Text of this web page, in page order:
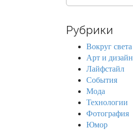
c
Рубрики
Вокруг света
Арт и дизайн
Лайфстайл
События
Мода
Технологии
Фотография
Юмор